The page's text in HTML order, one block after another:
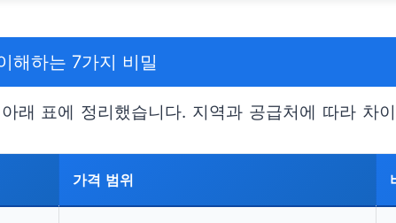
해하는 7가지 비밀
래 표에 정리했습니다. 지역과 공급처에 따라
가격 범위